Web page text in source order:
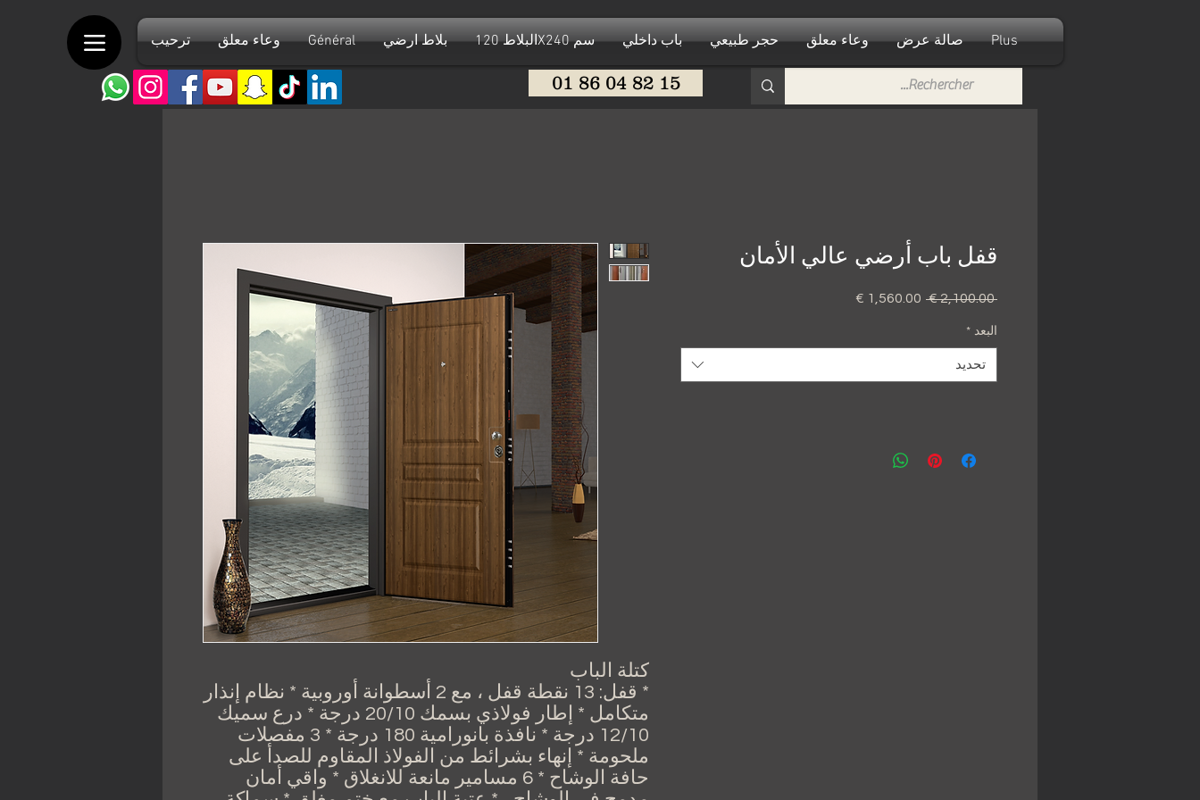
ترحيب وعاء معلق Général بلاط ارضي البلاط 120X240 سم باب داخلي حجر طبيعي وعاء معلق صالة عرض Plus
01 86 04 82 15
كتلة الباب
* قفل: 13 نقطة قفل ، مع 2 أسطوانة أوروبية * نظام إنذار
متكامل * إطار فولاذي بسمك 20/10 درجة * درع سميك
12/10 درجة * نافذة بانورامية 180 درجة * 3 مفصلات
ملحومة * إنهاء بشرائط من الفولاذ المقاوم للصدأ على
حافة الوشاح * 6 مسامير مانعة للانغلاق * واقي أمان
قفل باب أرضي عالي الأمان
‏2,100.00 €
سعر
البعد *
تحديد